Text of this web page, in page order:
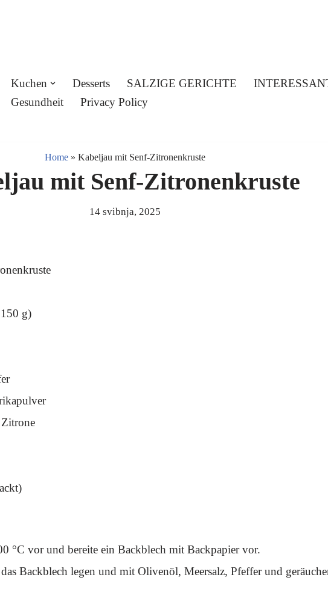
Kuchen Desserts SALZIGE GERICHTE
Gesundheit
Privacy Policy
Home» Kabeljau mit Senf-Zitronenkruste
mit Senf-Zitronenkruste
14 svibnja, 2025
g)
°C vor und bereite ein Backblech mit Backpapier vor.
Backblech legen und mit Olivenöl, Meersalz, Pfeffer und